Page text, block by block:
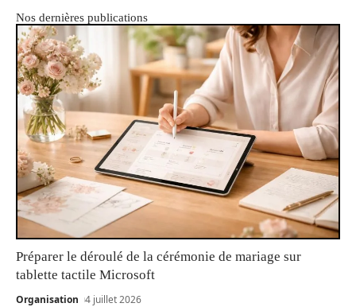
Nos dernières publications
Préparer le déroulé de la cérémonie de mariage sur
tablette tactile Microsoft
Organisation 4 juillet 2026